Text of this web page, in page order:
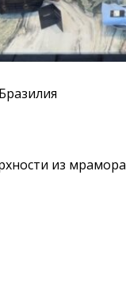
Бразилия
из мрамора